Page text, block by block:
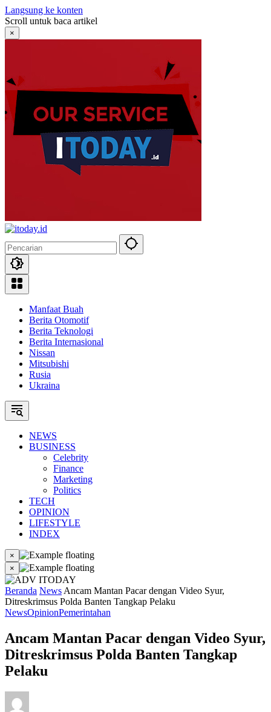
Langsung ke konten
Scroll untuk baca artikel
×
Manfaat Buah
Berita Otomotif
Berita Teknologi
Berita Internasional
Nissan
Mitsubishi
Rusia
Ukraina
NEWS
BUSINESS
Celebrity
Finance
Marketing
Politics
TECH
OPINION
LIFESTYLE
INDEX
×
×
Beranda News Ancam Mantan Pacar dengan Video Syur,
Ditreskrimsus Polda Banten Tangkap Pelaku
NewsOpinionPemerintahan
Ancam Mantan Pacar dengan Video Syur,
Ditreskrimsus Polda Banten Tangkap
Pelaku